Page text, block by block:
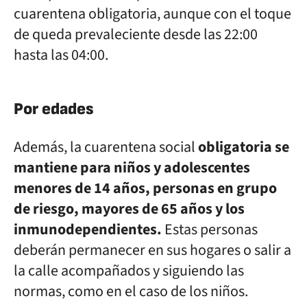
cuarentena obligatoria, aunque con el toque
de queda prevaleciente desde las 22:00
hasta las 04:00.
Por edades
Además, la cuarentena socialobligatoria se
mantiene para niños y adolescentes
menores de 14 años, personas en grupo
de riesgo, mayores de 65 años y los
inmunodependientes. Estas personas
deberán permanecer en sus hogares o salir a
la calle acompañados y siguiendo las
normas, como en el caso de los niños.